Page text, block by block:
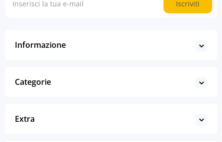
Iscriviti
Informazione
Categorie
Extra